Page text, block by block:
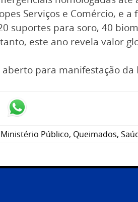
Serviços e Comércio, e
suportes para soro, 40
este ano revela valor
aberto para manifestação
Ministério Público, Queimados,